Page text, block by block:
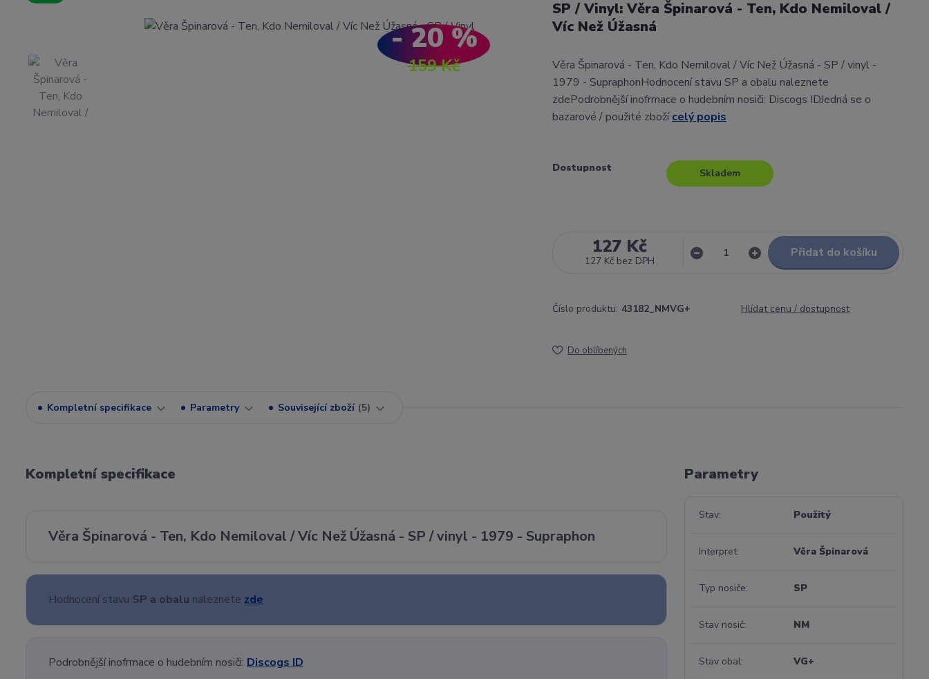
159 Kč
- 20 %
SP / Vinyl: Věra Špinarová - Ten, Kdo Nemiloval /
Víc Než Úžasná
Věra Špinarová - Ten, Kdo Nemiloval / Víc Než Úžasná - SP / vinyl -
1979 - SupraphonHodnocení stavu SP a obalu naleznete
zdePodrobnější inofrmace o hudebním nosiči: Discogs IDJedná se o
bazarové / použité zbožícelý popis
Dostupnost Skladem
127 Kč
127 Kč bez DPH
Přidat do košíku
Číslo produktu: 43182_NMVG+ Hlídat cenu / dostupnost
Do oblíbených
Kompletní specifikace Parametry Související zboží 5
Kompletní specifikace
Věra Špinarová - Ten, Kdo Nemiloval / Víc Než Úžasná - SP / vinyl - 1979 - Supraphon
Hodnocení stavu SP a obalu naleznete zde
Podrobnější inofrmace o hudebním nosiči: Discogs ID
Parametry
Stav Použitý
Interpret Věra Špinarová
Typ nosiče SP
Stav nosič NM
Stav obal VG+